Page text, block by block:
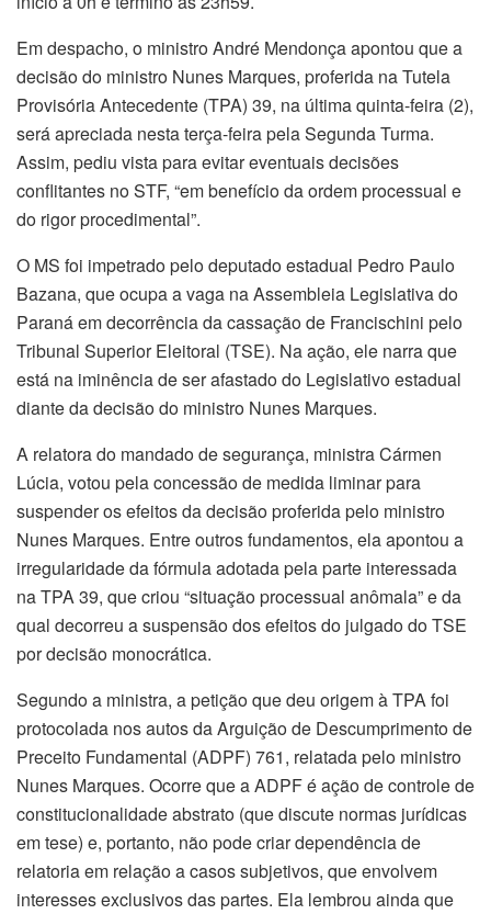
Em despacho, o ministro André Mendonça apontou que a
decisão do ministro Nunes Marques, proferida na Tutela
Provisória Antecedente (TPA) 39, na última quinta-feira (2),
será apreciada nesta terça-feira pela Segunda Turma.
Assim, pediu vista para evitar eventuais decisões
conflitantes no STF, “em benefício da ordem processual e
do rigor procedimental”.
O MS foi impetrado pelo deputado estadual Pedro Paulo
Bazana, que ocupa a vaga na Assembleia Legislativa do
Paraná em decorrência da cassação de Francischini pelo
Tribunal Superior Eleitoral (TSE). Na ação, ele narra que
está na iminência de ser afastado do Legislativo estadual
diante da decisão do ministro Nunes Marques.
A relatora do mandado de segurança, ministra Cármen
Lúcia, votou pela concessão de medida liminar para
suspender os efeitos da decisão proferida pelo ministro
Nunes Marques. Entre outros fundamentos, ela apontou a
irregularidade da fórmula adotada pela parte interessada
na TPA 39, que criou “situação processual anômala” e da
qual decorreu a suspensão dos efeitos do julgado do TSE
por decisão monocrática.
Segundo a ministra, a petição que deu origem à TPA foi
protocolada nos autos da Arguição de Descumprimento de
Preceito Fundamental (ADPF) 761, relatada pelo ministro
Nunes Marques. Ocorre que a ADPF é ação de controle de
constitucionalidade abstrato (que discute normas jurídicas
em tese) e, portanto, não pode criar dependência de
relatoria em relação a casos subjetivos, que envolvem
interesses exclusivos das partes. Ela lembrou ainda que